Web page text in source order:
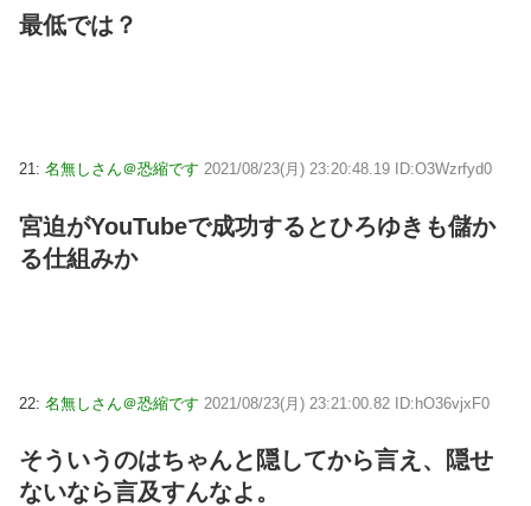
最低では？
21: 名無しさん＠恐縮です 2021/08/23(月) 23:20:48.19 ID:O3Wzrfyd0
宮迫がYouTubeで成功するとひろゆきも儲か
る仕組みか
22: 名無しさん＠恐縮です 2021/08/23(月) 23:21:00.82 ID:hO36vjxF0
そういうのはちゃんと隠してから言え、隠せ
ないなら言及すんなよ。